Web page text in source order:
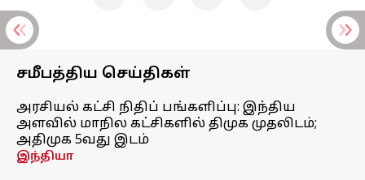
சமீபத்திய செய்திகள்
அரசியல் கட்சி நிதிப் பங்களிப்பு: இந்திய
அளவில் மாநில கட்சிகளில் திமுக முதலிடம்;
அதிமுக 5வது இடம்
இந்தியா